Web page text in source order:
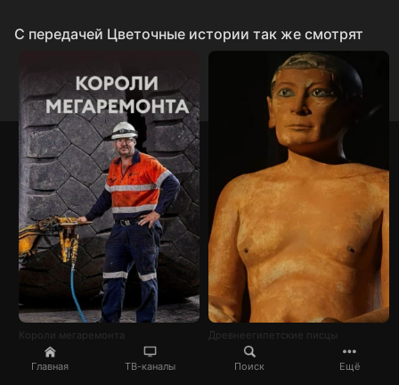
Главная ТВ-каналы Поиск Ещё
C передачей Цветочные истории так же смотрят
Короли мегаремонта Древнеегипетские писцы